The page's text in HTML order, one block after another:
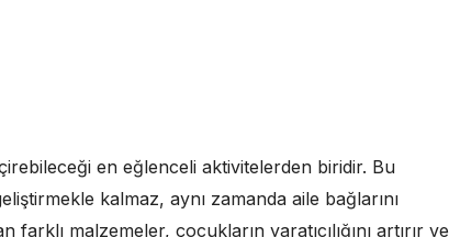
en eğlenceli aktivitelerden biridir. Bu
kalmaz, aynı zamanda aile bağlarını
malzemeler, çocukların yaratıcılığını artırır ve